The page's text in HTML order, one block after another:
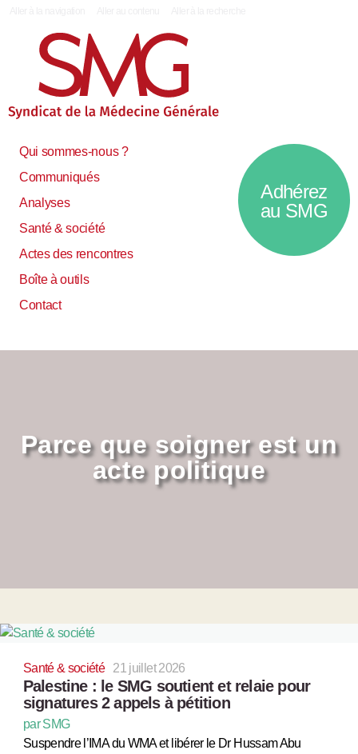
Qui sommes-nous ?
Communiqués
Analyses
Santé & société
Actes des rencontres
Boîte à outils
Contact
Parce que soigner est un
acte politique
Adhérez
au SMG
Santé & société 21 juillet 2026
Palestine : le SMG soutient et relaie pour
signatures 2 appels à pétition
par SMG
Suspendre l’IMA du WMA et libérer le Dr Hussam Abu